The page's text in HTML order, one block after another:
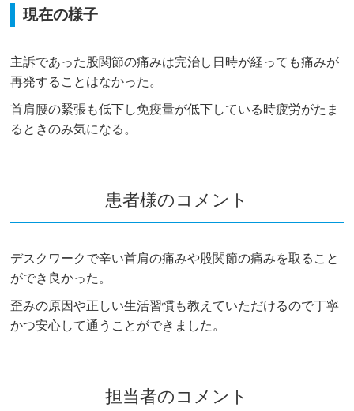
現在の様子
主訴であった股関節の痛みは完治し日時が経っても痛みが
再発することはなかった。
首肩腰の緊張も低下し免疫量が低下している時疲労がたま
るときのみ気になる。
患者様のコメント
デスクワークで辛い首肩の痛みや股関節の痛みを取ること
ができ良かった。
歪みの原因や正しい生活習慣も教えていただけるので丁寧
かつ安心して通うことができました。
担当者のコメント